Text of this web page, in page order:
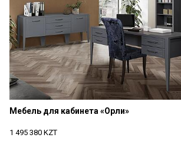
Мебель для кабинета «Орли»
1 495 380 KZT